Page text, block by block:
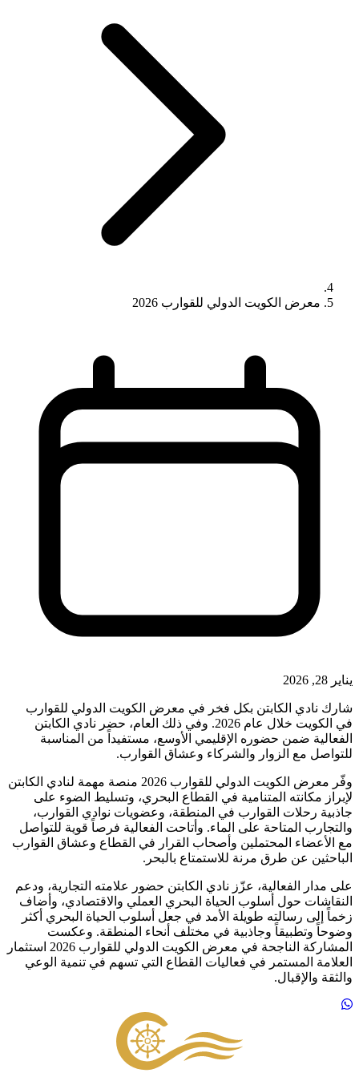
معرض الكويت الدولي للقوارب 2026
يناير 28, 2026
شارك نادي الكابتن بكل فخر في معرض الكويت الدولي للقوارب
في الكويت خلال عام 2026. وفي ذلك العام، حضر نادي الكابتن
الفعالية ضمن حضوره الإقليمي الأوسع، مستفيداً من المناسبة
للتواصل مع الزوار والشركاء وعشاق القوارب.
وفّر معرض الكويت الدولي للقوارب 2026 منصة مهمة لنادي الكابتن
لإبراز مكانته المتنامية في القطاع البحري، وتسليط الضوء على
جاذبية رحلات القوارب في المنطقة، وعضويات نوادي القوارب،
والتجارب المتاحة على الماء. وأتاحت الفعالية فرصاً قوية للتواصل
مع الأعضاء المحتملين وأصحاب القرار في القطاع وعشاق القوارب
الباحثين عن طرق مرنة للاستمتاع بالبحر.
على مدار الفعالية، عزّز نادي الكابتن حضور علامته التجارية، ودعم
النقاشات حول أسلوب الحياة البحري العملي والاقتصادي، وأضاف
زخماً إلى رسالته طويلة الأمد في جعل أسلوب الحياة البحري أكثر
وضوحاً وتطبيقاً وجاذبية في مختلف أنحاء المنطقة. وعكست
المشاركة الناجحة في معرض الكويت الدولي للقوارب 2026 استثمار
العلامة المستمر في فعاليات القطاع التي تسهم في تنمية الوعي
والثقة والإقبال.